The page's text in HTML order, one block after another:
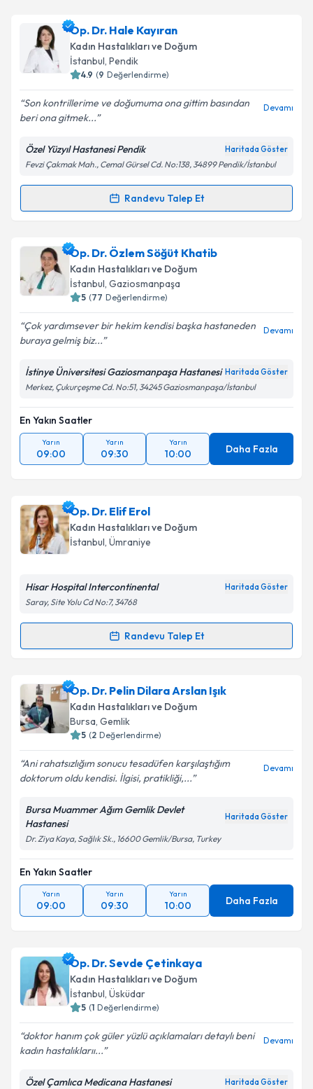
Op. Dr. Hale Kayıran
Kadın Hastalıkları ve Doğum
İstanbul, Pendik
4.9 (9 Değerlendirme)
Son kontrillerime ve doğumuma ona gittim basından
beri ona gitmek...
Devamı
Özel Yüzyıl Hastanesi Pendik Haritada Göster
Fevzi Çakmak Mah., Cemal Gürsel Cd. No:138, 34899 Pendik/İstanbul
Randevu Talep Et
Randevu Takvimi Talebi
Op. Dr. Hale Kayıran için randevu takvimi talebi
oluşturun. Size bu uzmandan randevu almanız için bir
takvim hazırlandığında e-posta ile bilgilendireceğiz.
Kişisel verilerimin işlenmesine ilişkin Aydınlatma
Metni'ni okudum ve kişisel verilerimin belirtilen
kapsamda işlenmesini kabul ediyorum.
Takvim Talebini Gönder
Op. Dr. Özlem Söğüt Khatib
Kadın Hastalıkları ve Doğum
İstanbul, Gaziosmanpaşa
5 (77 Değerlendirme)
Çok yardımsever bir hekim kendisi başka hastaneden
buraya gelmiş biz...
Devamı
İstinye Üniversitesi Gaziosmanpaşa Hastanesi Haritada Göster
Merkez, Çukurçeşme Cd. No:51, 34245 Gaziosmanpaşa/İstanbul
En Yakın Saatler
Yarın
09:00
Yarın
09:30
Yarın
10:00 Daha Fazla
Op. Dr. Elif Erol
Kadın Hastalıkları ve Doğum
İstanbul, Ümraniye
Hisar Hospital Intercontinental Haritada Göster
Saray, Site Yolu Cd No:7, 34768
Randevu Talep Et
Randevu Takvimi Talebi
Op. Dr. Elif Eroliçin randevu takvimi talebi oluşturun.
Size bu uzmandan randevu almanız için bir takvim
hazırlandığında e-posta ile bilgilendireceğiz.
Kişisel verilerimin işlenmesine ilişkin
Aydınlatma
Metni
kapsamda işlenmesini kabul ediyorum.
Takvim Talebini Gönder
Op. Dr. Pelin Dilara Arslan Işık
Kadın Hastalıkları ve Doğum
Bursa, Gemlik
5 (2 Değerlendirme)
Ani rahatsızlığım sonucu tesadüfen karşılaştığım
doktorum oldu kendisi. İlgisi, pratikliği,...
Devamı
Bursa Muammer Ağım Gemlik Devlet
Hastanesi
Haritada Göster
Dr. Ziya Kaya, Sağlık Sk., 16600 Gemlik/Bursa, Turkey
En Yakın Saatler
Yarın
09:00
Yarın
09:30
Yarın
10:00 Daha Fazla
Op. Dr. Sevde Çetinkaya
Kadın Hastalıkları ve Doğum
İstanbul, Üsküdar
5 (1 Değerlendirme)
doktor hanım çok güler yüzlü açıklamaları detaylı beni
kadın hastalıklarıı...
Devamı
Özel Çamlıca Medicana Hastanesi Haritada Göster